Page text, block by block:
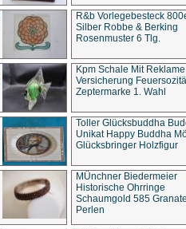
R&b Vorlegebesteck
Silber Robbe & Berking
Rosenmuster 6 Tlg.
Kpm Schale Mit Reklame
Versicherung
Zeptermarke 1. Wahl
Toller Glücksbuddha
Unikat Happy Buddha
Glücksbringer Holzfigur
MÜnchner Biedermeier
Historische Ohrringe
Schaumgold 585
Perlen